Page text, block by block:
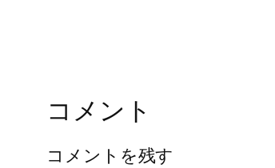
コメント
コメントを残す